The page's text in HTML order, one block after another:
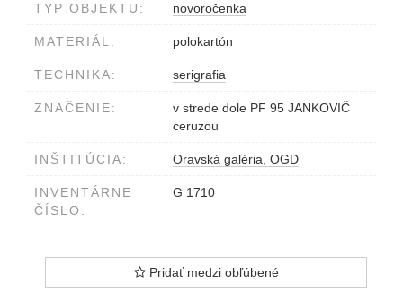
TYP OBJEKTU: novoročenka
MATERIÁL: polokartón
TECHNIKA: serigrafia
ZNAČENIE:
v strede dole PF 95 JANKOVIČ
ceruzou
INŠTITÚCIA: Oravská galéria, OGD
INVENTÁRNE
ČÍSLO:
G 1710
Pridať medzi obľúbené